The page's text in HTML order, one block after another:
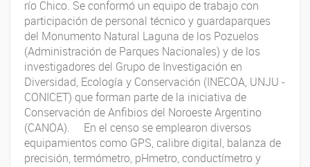
río Chico. Se conformó un equipo de trabajo con
participación de personal técnico y guardaparques
del Monumento Natural Laguna de los Pozuelos
(Administración de Parques Nacionales) y de los
investigadores del Grupo de Investigación en
Diversidad, Ecología y Conservación (INECOA, UNJU -
CONICET) que forman parte de la iniciativa de
Conservación de Anfibios del Noroeste Argentino
(CANOA). En el censo se emplearon diversos
equipamientos como GPS, calibre digital, balanza de
precisión, termómetro, pHmetro, conductímetro y